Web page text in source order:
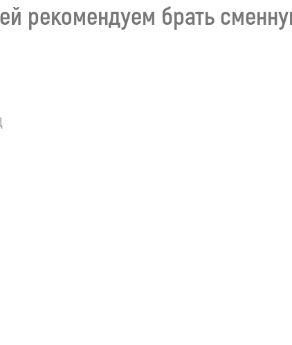
рекомендуем брать